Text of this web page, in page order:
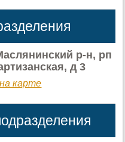
р-н, рп
д 3
карте